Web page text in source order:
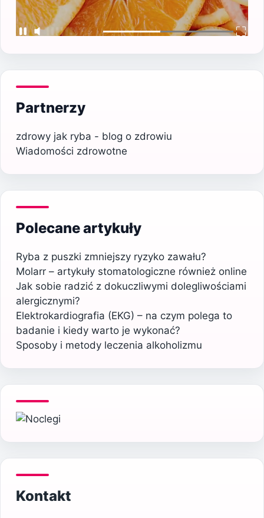
Partnerzy
zdrowy jak ryba - blog o zdrowiu
Wiadomości zdrowotne
Polecane artykuły
Ryba z puszki zmniejszy ryzyko zawału?
Molarr – artykuły stomatologiczne również online
Jak sobie radzić z dokuczliwymi dolegliwościami
alergicznymi?
Elektrokardiografia (EKG) – na czym polega to
badanie i kiedy warto je wykonać?
Sposoby i metody leczenia alkoholizmu
Kontakt